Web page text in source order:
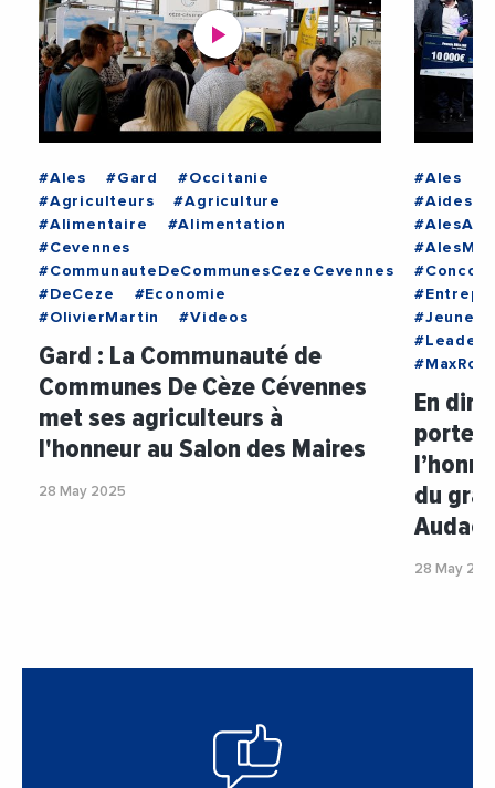
#Ales #Gard
#Occitanie
#Agriculteurs
#Agriculture
#Alimentaire
#Alimentation
#Cevennes
#CommunauteDeCommunesCezeCevennes
#DeCeze
#Economie
#OlivierMartin
#Videos
Gard : La Communauté de
Communes De Cèze Cévennes
met ses agriculteurs à
l'honneur au Salon des Maires
28 May 2025
#Ales
#Jeunes
En
du
28 May